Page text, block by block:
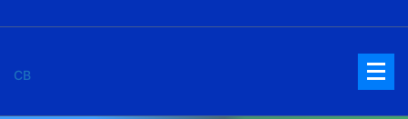
CB